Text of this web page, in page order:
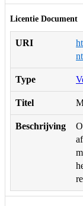
Licentie Document
URI
Type
Titel
Beschrijving